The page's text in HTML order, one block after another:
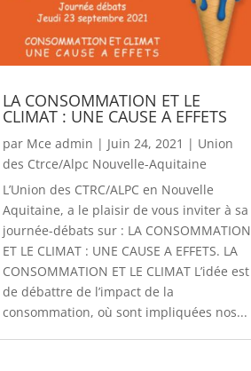
LA CONSOMMATION ET LE
CLIMAT : UNE CAUSE A EFFETS
par Mce admin | Juin 24, 2021 | Union
des Ctrce/Alpc Nouvelle-Aquitaine
L’Union des CTRC/ALPC en Nouvelle
Aquitaine, a le plaisir de vous inviter à sa
journée-débats sur : LA CONSOMMATION
ET LE CLIMAT : UNE CAUSE A EFFETS. LA
CONSOMMATION ET LE CLIMAT L’idée est
de débattre de l’impact de la
consommation, où sont impliquées nos...